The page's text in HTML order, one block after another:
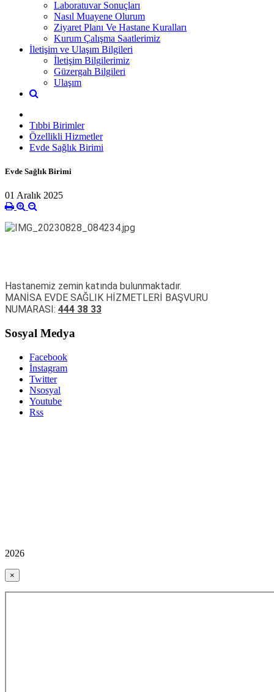
Laboratuvar Sonuçları
Nasıl Muayene Olurum
Ziyaret Planı Ve Hastane Kuralları
Kurum Çalışma Saatlerimiz
İletişim ve Ulaşım Bilgileri
İletişim Bilgilerimiz
Güzergah Bilgileri
Ulaşım
Tıbbi Birimler
Özellikli Hizmetler
Evde Sağlık Birimi
Evde Sağlık Birimi
01 Aralık 2025
Hastanemiz zemin katında bulunmaktadır.
MANİSA EVDE SAĞLIK HİZMETLERİ BAŞVURU
NUMARASI: 444 38 33
Sosyal Medya
Facebook
İnstagram
Twitter
Nsosyal
Youtube
Rss
2026
×